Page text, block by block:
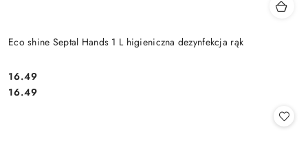
Eco shine Septal Hands 1 L higieniczna dezynfekcja rąk
Cena:
16.49
Cena:
16.49